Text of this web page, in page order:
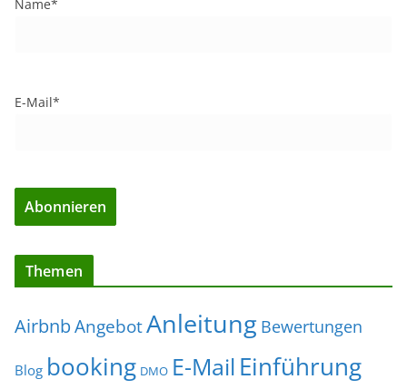
Name*
E-Mail*
Themen
AirbnbAngebotAnleitung Bewertungen
Blog booking DMO E-Mail Einführung